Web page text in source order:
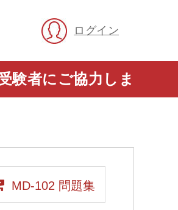
ログイン
験者にご協力しま
MD-102 問題集